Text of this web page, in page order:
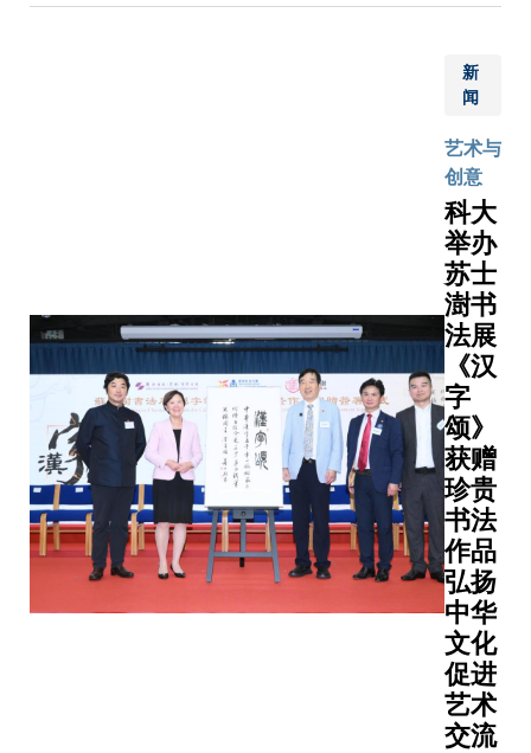
新
闻
艺术与
创意
科大
举办
苏士
澍书
法展
《汉
字
颂》
获赠
珍贵
书法
作品
弘扬
中华
文化
促进
艺术
交流